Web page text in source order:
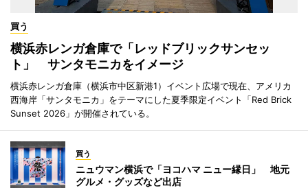
買う
横浜赤レンガ倉庫で「レッドブリックサンセッ
ト」 サンタモニカをイメージ
横浜赤レンガ倉庫（横浜市中区新港1）イベント広場で現在、アメリカ
西海岸「サンタモニカ」をテーマにした夏季限定イベント「Red Brick
Sunset 2026」が開催されている。
買う
ニュウマン横浜で「ヨコハマ ニュー縁日」 地元
グルメ・グッズなど出店